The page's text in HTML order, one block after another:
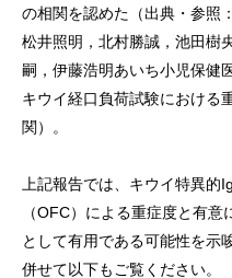
の相関を認めた（出典・参照
松井照明，北村勝誠，池田樹
嗣，伊藤浩明あいち小児保健
キウイ経口負荷試験における
関）。
上記報告では、キウイ特異的
（OFC）による重症度と有
として有用である可能性を示
併せて以下もご覧ください。